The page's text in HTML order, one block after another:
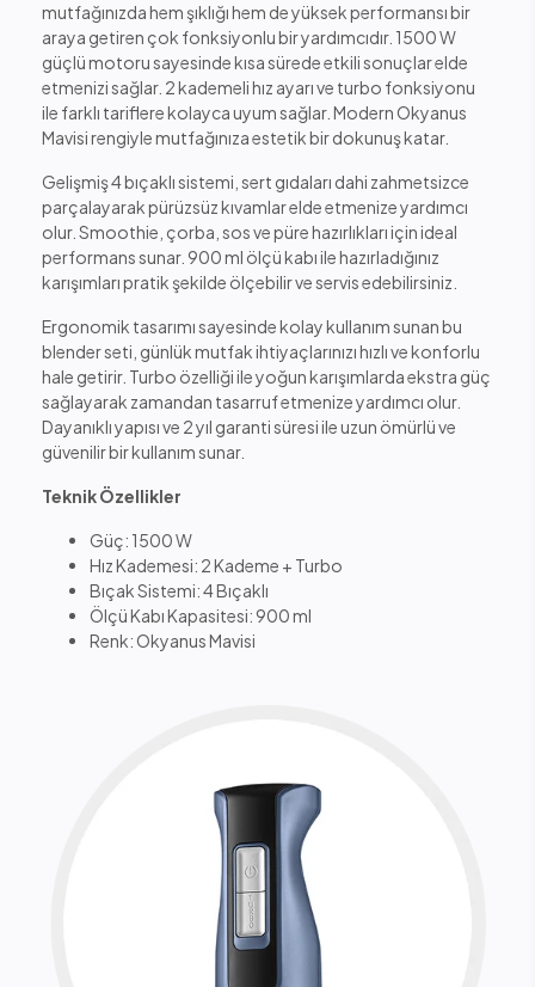
mutfağınızda hem şıklığı hem de yüksek performansı bir
araya getiren çok fonksiyonlu bir yardımcıdır. 1500 W
güçlü motoru sayesinde kısa sürede etkili sonuçlar elde
etmenizi sağlar. 2 kademeli hız ayarı ve turbo fonksiyonu
ile farklı tariflere kolayca uyum sağlar. Modern Okyanus
Mavisi rengiyle mutfağınıza estetik bir dokunuş katar.
Gelişmiş 4 bıçaklı sistemi, sert gıdaları dahi zahmetsizce
parçalayarak pürüzsüz kıvamlar elde etmenize yardımcı
olur. Smoothie, çorba, sos ve püre hazırlıkları için ideal
performans sunar. 900 ml ölçü kabı ile hazırladığınız
karışımları pratik şekilde ölçebilir ve servis edebilirsiniz.
Ergonomik tasarımı sayesinde kolay kullanım sunan bu
blender seti, günlük mutfak ihtiyaçlarınızı hızlı ve konforlu
hale getirir. Turbo özelliği ile yoğun karışımlarda ekstra güç
sağlayarak zamandan tasarruf etmenize yardımcı olur.
Dayanıklı yapısı ve 2 yıl garanti süresi ile uzun ömürlü ve
güvenilir bir kullanım sunar.
Teknik Özellikler
Güç: 1500 W
Hız Kademesi: 2 Kademe + Turbo
Bıçak Sistemi: 4 Bıçaklı
Ölçü Kabı Kapasitesi: 900 ml
Renk: Okyanus Mavisi